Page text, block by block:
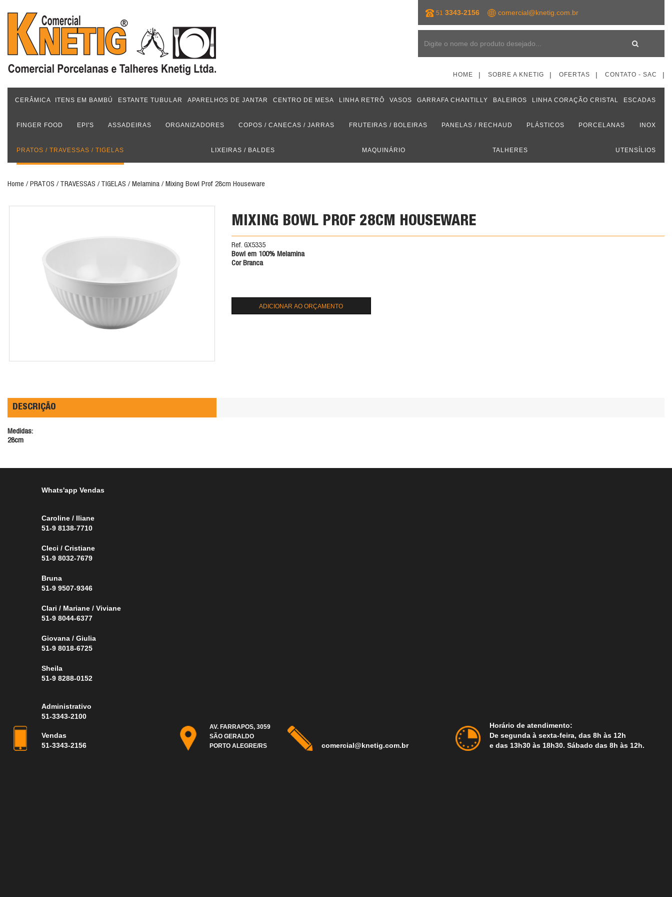
51 3343-2156 comercial@knetig.com.br
HOME SOBRE A KNETIG OFERTAS CONTATO - SAC
CERÂMICA ITENS EM BAMBÚ ESTANTE TUBULAR APARELHOS DE JANTAR CENTRO DE MESA LINHA RETRÔ VASOS GARRAFA CHANTILLY BALEIROS LINHA CORAÇÃO CRISTAL ESCADAS
FINGER FOOD EPI'S ASSADEIRAS ORGANIZADORES COPOS / CANECAS / JARRAS FRUTEIRAS / BOLEIRAS PANELAS / RECHAUD PLÁSTICOS PORCELANAS INOX
PRATOS / TRAVESSAS / TIGELAS LIXEIRAS / BALDES MAQUINÁRIO TALHERES UTENSÍLIOS
Home / PRATOS / TRAVESSAS / TIGELAS / Melamina / Mixing Bowl Prof 28cm Houseware
MIXING BOWL PROF 28CM HOUSEWARE
Ref. GX5335
Bowl em 100% Melamina
Cor Branca
ADICIONAR AO ORÇAMENTO
DESCRIÇÃO
Medidas:
28cm
Whats'app Vendas
Caroline / Iliane
51-9 8138-7710
Cleci / Cristiane
51-9 8032-7679
Bruna
51-9 9507-9346
Clari / Mariane / Viviane
51-9 8044-6377
Giovana / Giulia
51-9 8018-6725
Sheila
51-9 8288-0152
Administrativo
51-3343-2100
Vendas
51-3343-2156
AV. FARRAPOS, 3059
SÃO GERALDO
PORTO ALEGRE/RS
comercial@knetig.com.br
Horário de atendimento:
De segunda à sexta-feira, das 8h às 12h
e das 13h30 às 18h30. Sábado das 8h às 12h.